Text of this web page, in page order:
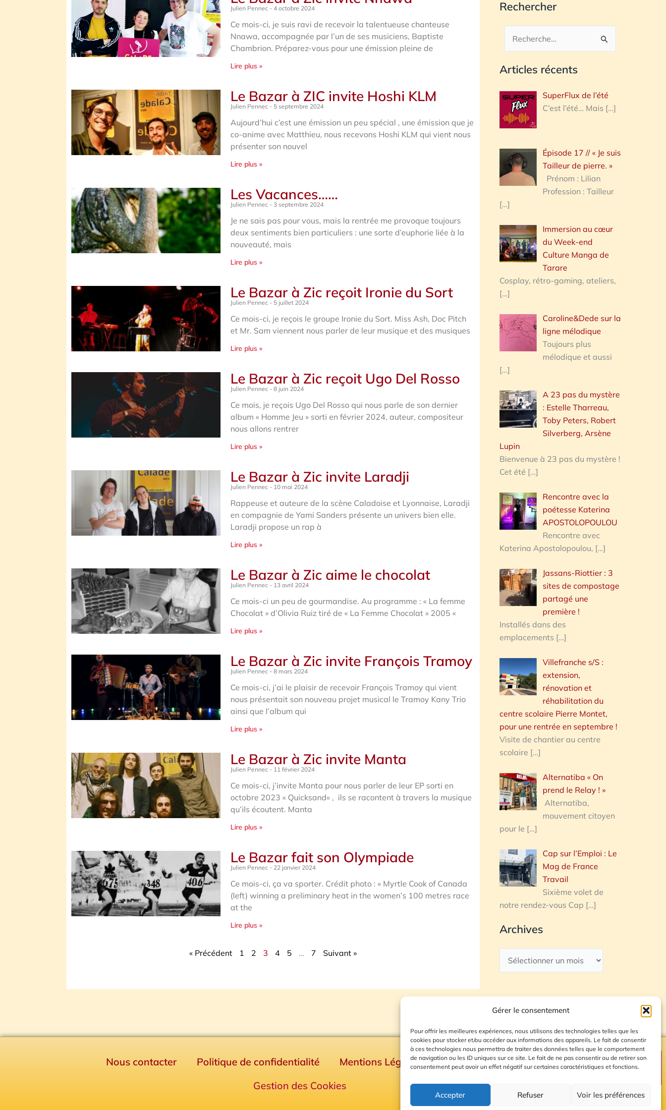
Gérer le consentement
Pour offrir les meilleures expériences, nous utilisons des technologies telles que les
cookies pour stocker et/ou accéder aux informations des appareils. Le fait de consentir
à ces technologies nous permettra de traiter des données telles que le comportement
de navigation ou les ID uniques sur ce site. Le fait de ne pas consentir ou de retirer son
consentement peut avoir un effet négatif sur certaines caractéristiques et fonctions.
Accepter Refuser Voir les préférences
Julien Pennec 4 octobre 2024
Ce mois-ci, je suis ravi de recevoir la talentueuse chanteuse
Nnawa, accompagnée par l’un de ses musiciens, Baptiste
Chambrion. Préparez-vous pour une émission pleine de
Lire plus »
Le Bazar à ZIC invite Hoshi KLM
Julien Pennec 5 septembre 2024
Aujourd’hui c’est une émission un peu spécial , une émission que je
co-anime avec Matthieu, nous recevons Hoshi KLM qui vient nous
présenter son nouvel
Lire plus »
Les Vacances……
Julien Pennec 3 septembre 2024
Je ne sais pas pour vous, mais la rentrée me provoque toujours
deux sentiments bien particuliers : une sorte d’euphorie liée à la
nouveauté, mais
Lire plus »
Le Bazar à Zic reçoit Ironie du Sort
Julien Pennec 5 juillet 2024
Ce mois-ci, je reçois le groupe Ironie du Sort. Miss Ash, Doc Pitch
et Mr. Sam viennent nous parler de leur musique et des musiques
Lire plus »
Le Bazar à Zic reçoit Ugo Del Rosso
Julien Pennec 8 juin 2024
Ce mois, je reçois Ugo Del Rosso qui nous parle de son dernier
album « Homme Jeu » sorti en février 2024, auteur, compositeur
nous allons rentrer
Lire plus »
Le Bazar à Zic invite Laradji
Julien Pennec 10 mai 2024
Rappeuse et auteure de la scène Caladoise et Lyonnaise, Laradji
en compagnie de Yami Sanders présente un univers bien elle.
Laradji propose un rap à
Lire plus »
Le Bazar à Zic aime le chocolat
Julien Pennec 13 avril 2024
Ce mois-ci un peu de gourmandise. Au programme : « La femme
Chocolat » d’Olivia Ruiz tiré de « La Femme Chocolat » 2005 «
Lire plus »
Le Bazar à Zic invite François Tramoy
Julien Pennec 8 mars 2024
Ce mois-ci, j’ai le plaisir de recevoir François Tramoy qui vient
nous présentait son nouveau projet musical le Tramoy Kany Trio
ainsi que l’album qui
Lire plus »
Le Bazar à Zic invite Manta
Julien Pennec 11 février 2024
Ce mois-ci, j’invite Manta pour nous parler de leur EP sorti en
octobre 2023 « Quicksand« , ils se racontent à travers la musique
qu’ils écoutent. Manta
Lire plus »
Le Bazar fait son Olympiade
Julien Pennec 22 janvier 2024
Ce mois-ci, ça va sporter. Crédit photo : « Myrtle Cook of Canada
(left) winning a preliminary heat in the women’s 100 metres race
at the
Lire plus »
« Précédent 1 2 3 4 5 … 7 Suivant »
Rechercher
Rechercher :
Articles récents
SuperFlux de l’été
C’est l’été… Mais […]
Épisode 17 // « Je suis
Tailleur de pierre. »
Prénom : Lilian
Profession : Tailleur
[…]
Immersion au cœur
du Week-end
Culture Manga de
Tarare
Cosplay, rétro-gaming, ateliers,
[…]
Caroline&Dede sur la
ligne mélodique
Toujours plus
mélodique et aussi
[…]
A 23 pas du mystère
: Estelle Tharreau,
Toby Peters, Robert
Silverberg, Arsène
Lupin
Bienvenue à 23 pas du mystère !
Cet été […]
Rencontre avec la
poétesse Katerina
APOSTOLOPOULOU
Rencontre avec
Katerina Apostolopoulou, […]
Jassans-Riottier : 3
sites de compostage
partagé une
première !
Installés dans des
emplacements […]
Villefranche s/S :
extension,
rénovation et
réhabilitation du
centre scolaire Pierre Montet,
pour une rentrée en septembre !
Visite de chantier au centre
scolaire […]
Alternatiba « On
prend le Relay ! »
Alternatiba,
mouvement citoyen
pour le […]
Cap sur l’Emploi : Le
Mag de France
Travail
Sixième volet de
notre rendez-vous Cap […]
Archives
Nous contacter Politique de confidentialité Mentions Légales
Plan du site
Gestion des Cookies